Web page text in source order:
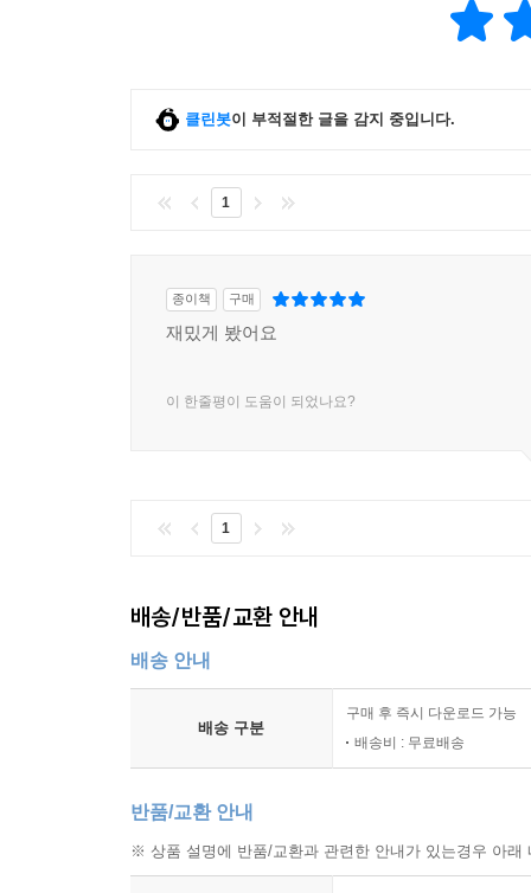
클린봇이 부적절한 글을 감지 중입니다.
1
종이책 구매
재밌게 봤어요
이 한줄평이 도움이 되었나요?
1
배송/반품/교환 안내
배송 안내
배송 구분
구매 후 즉시 다운로드 가능
배송비 : 무료배송
반품/교환 안내
※ 상품 설명에 반품/교환과 관련한 안내가 있는경우 아